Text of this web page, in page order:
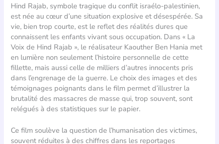
Hind Rajab, symbole tragique du conflit israélo-palestinien,
est née au cœur d’une situation explosive et désespérée. Sa
vie, bien trop courte, est le reflet des réalités dures que
connaissent les enfants vivant sous occupation. Dans « La
Voix de Hind Rajab », le réalisateur Kaouther Ben Hania met
en lumière non seulement l’histoire personnelle de cette
fillette, mais aussi celle de milliers d’autres innocents pris
dans l’engrenage de la guerre. Le choix des images et des
témoignages poignants dans le film permet d’illustrer la
brutalité des massacres de masse qui, trop souvent, sont
relégués à des statistiques sur le papier.
Ce film soulève la question de l’humanisation des victimes,
souvent réduites à des chiffres dans les reportages